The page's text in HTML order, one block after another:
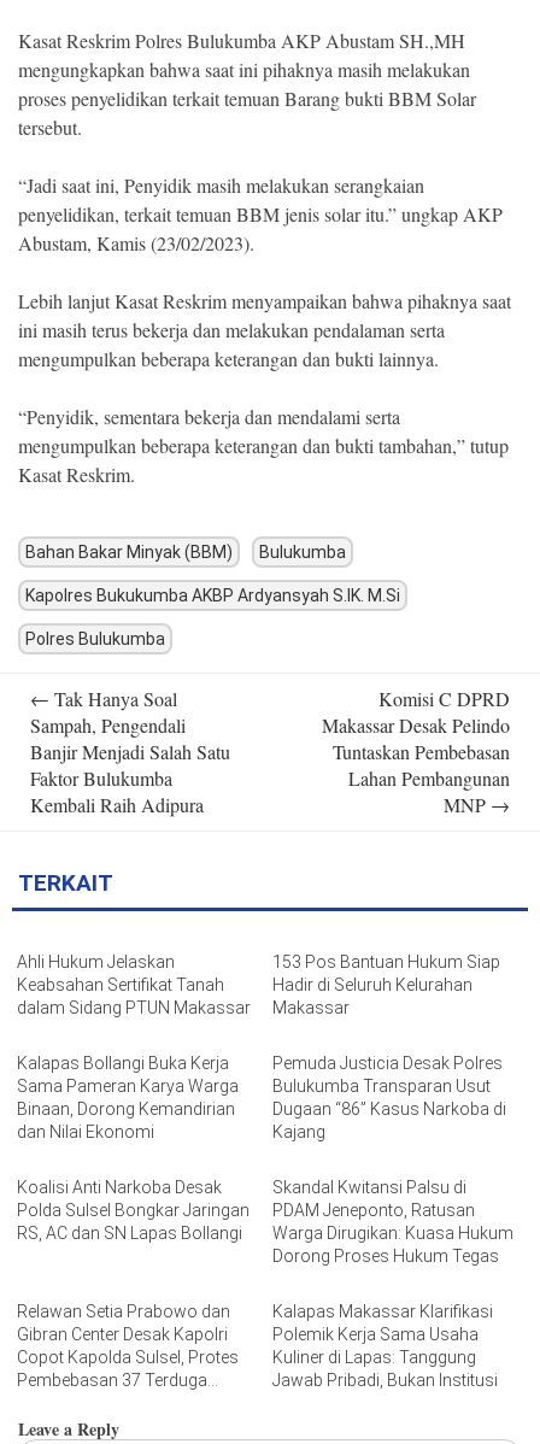
Kasat Reskrim Polres Bulukumba AKP Abustam SH.,MH
mengungkapkan bahwa saat ini pihaknya masih melakukan
proses penyelidikan terkait temuan Barang bukti BBM Solar
tersebut.
“Jadi saat ini, Penyidik masih melakukan serangkaian
penyelidikan, terkait temuan BBM jenis solar itu.” ungkap AKP
Abustam, Kamis (23/02/2023).
Lebih lanjut Kasat Reskrim menyampaikan bahwa pihaknya saat
ini masih terus bekerja dan melakukan pendalaman serta
mengumpulkan beberapa keterangan dan bukti lainnya.
“Penyidik, sementara bekerja dan mendalami serta
mengumpulkan beberapa keterangan dan bukti tambahan,” tutup
Kasat Reskrim.
Bahan Bakar Minyak (BBM) Bulukumba
Kapolres Bukukumba AKBP Ardyansyah S.IK. M.Si
Polres Bulukumba
navigation
← Tak Hanya Soal
Sampah, Pengendali
Banjir Menjadi Salah Satu
Faktor Bulukumba
Kembali Raih Adipura
Komisi C DPRD
Makassar Desak Pelindo
Tuntaskan Pembebasan
Lahan Pembangunan
MNP →
TERKAIT
Ahli Hukum Jelaskan
Keabsahan Sertifikat Tanah
dalam Sidang PTUN Makassar
153 Pos Bantuan Hukum Siap
Hadir di Seluruh Kelurahan
Makassar
Kalapas Bollangi Buka Kerja
Sama Pameran Karya Warga
Binaan, Dorong Kemandirian
dan Nilai Ekonomi
Pemuda Justicia Desak Polres
Bulukumba Transparan Usut
Dugaan “86” Kasus Narkoba di
Kajang
Koalisi Anti Narkoba Desak
Polda Sulsel Bongkar Jaringan
RS, AC dan SN Lapas Bollangi
Skandal Kwitansi Palsu di
PDAM Jeneponto, Ratusan
Warga Dirugikan: Kuasa Hukum
Dorong Proses Hukum Tegas
Relawan Setia Prabowo dan
Gibran Center Desak Kapolri
Copot Kapolda Sulsel, Protes
Pembebasan 37 Terduga
Kalapas Makassar Klarifikasi
Polemik Kerja Sama Usaha
Kuliner di Lapas: Tanggung
Jawab Pribadi, Bukan Institusi
Leave a Reply